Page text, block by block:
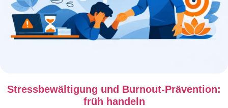
Stressbewältigung und Burnout-Prävention:
früh handeln